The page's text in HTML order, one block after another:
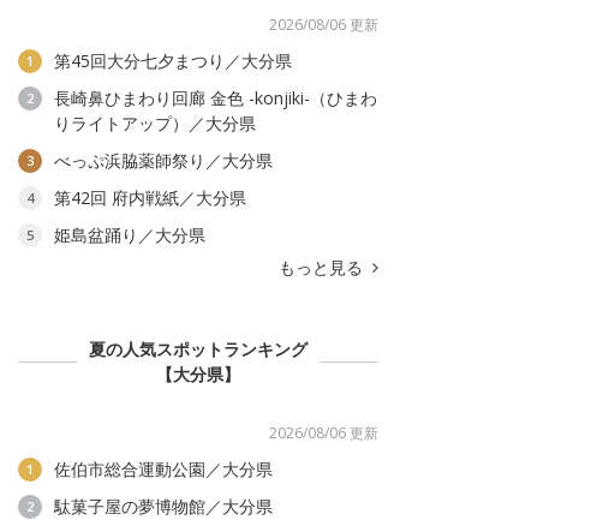
2026/08/06 更新
1 第45回大分七夕まつり／大分県
2
長崎鼻ひまわり回廊 金色 -konjiki-（ひまわ
りライトアップ）／大分県
3 べっぷ浜脇薬師祭り／大分県
4 第42回 府内戦紙／大分県
5
姫島盆踊り／大分県
もっと見る
夏の人気スポットランキング
【大分県】
2026/08/06 更新
1 佐伯市総合運動公園／大分県
2 駄菓子屋の夢博物館／大分県